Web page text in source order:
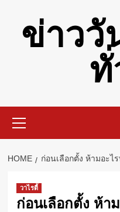
contentข่าววั
ทั่
Menu
HOME ก่อนเลือกตั้ง ห้ามอะไ
วาไรตี้
ก่อนเลือกตั้ง ห้า